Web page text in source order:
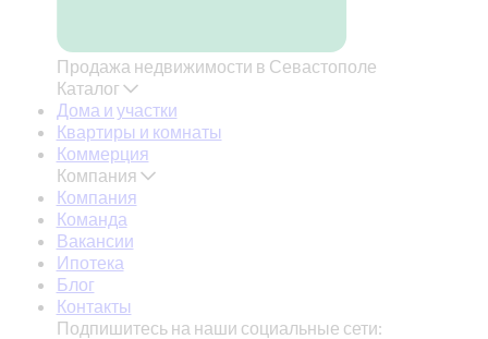
Продажа недвижимости в Севастополе
Каталог
Дома и участки
Квартиры и комнаты
Коммерция
Компания
Компания
Команда
Вакансии
Ипотека
Блог
Контакты
Подпишитесь на наши социальные сети: